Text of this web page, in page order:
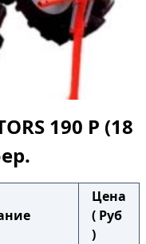
190 P (18
Цена
( Руб
)